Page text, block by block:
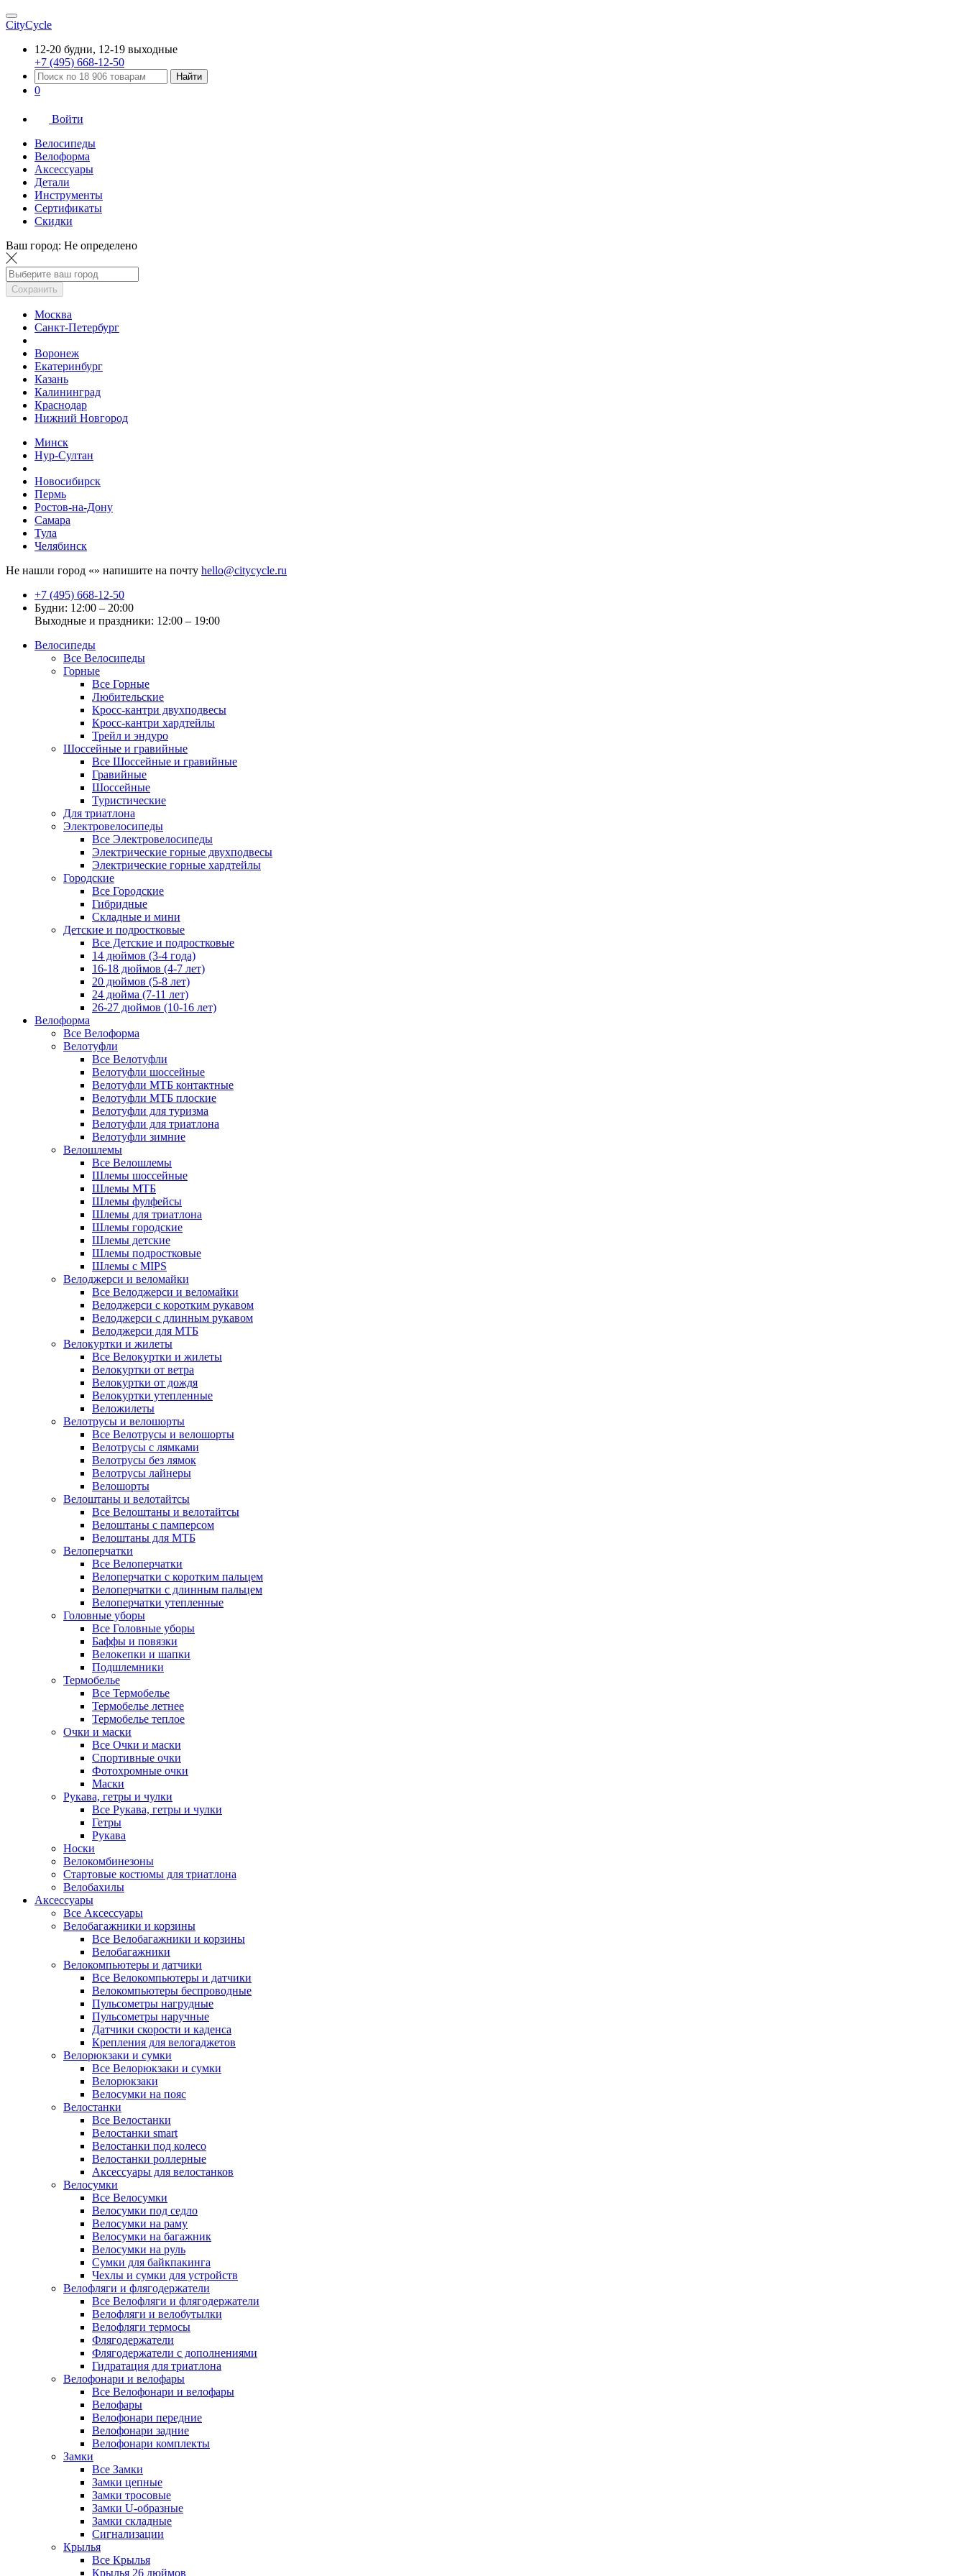
CityCycle
12-20 будни, 12-19 выходные
+7 (495) 668-12-50
Найти
0
Войти
Велосипеды
Велоформа
Аксессуары
Детали
Инструменты
Сертификаты
Скидки
Ваш город: Не определено
Сохранить
Москва
Санкт-Петербург
Воронеж
Екатеринбург
Казань
Калининград
Краснодар
Нижний Новгород
Минск
Нур-Султан
Новосибирск
Пермь
Ростов-на-Дону
Самара
Тула
Челябинск
Не нашли город «» напишите на почту hello@citycycle.ru
+7 (495) 668-12-50
Будни: 12:00 – 20:00
Выходные и праздники: 12:00 – 19:00
Велосипеды
Все Велосипеды
Горные
Все Горные
Любительские
Кросс-кантри двухподвесы
Кросс-кантри хардтейлы
Трейл и эндуро
Шоссейные и гравийные
Все Шоссейные и гравийные
Гравийные
Шоссейные
Туристические
Для триатлона
Электровелосипеды
Все Электровелосипеды
Электрические горные двухподвесы
Электрические горные хардтейлы
Городские
Все Городские
Гибридные
Складные и мини
Детские и подростковые
Все Детские и подростковые
14 дюймов (3-4 года)
16-18 дюймов (4-7 лет)
20 дюймов (5-8 лет)
24 дюйма (7-11 лет)
26-27 дюймов (10-16 лет)
Велоформа
Все Велоформа
Велотуфли
Все Велотуфли
Велотуфли шоссейные
Велотуфли МТБ контактные
Велотуфли МТБ плоские
Велотуфли для туризма
Велотуфли для триатлона
Велотуфли зимние
Велошлемы
Все Велошлемы
Шлемы шоссейные
Шлемы МТБ
Шлемы фулфейсы
Шлемы для триатлона
Шлемы городские
Шлемы детские
Шлемы подростковые
Шлемы с MIPS
Велоджерси и веломайки
Все Велоджерси и веломайки
Велоджерси с коротким рукавом
Велоджерси с длинным рукавом
Велоджерси для МТБ
Велокуртки и жилеты
Все Велокуртки и жилеты
Велокуртки от ветра
Велокуртки от дождя
Велокуртки утепленные
Веложилеты
Велотрусы и велошорты
Все Велотрусы и велошорты
Велотрусы с лямками
Велотрусы без лямок
Велотрусы лайнеры
Велошорты
Велоштаны и велотайтсы
Все Велоштаны и велотайтсы
Велоштаны с памперсом
Велоштаны для МТБ
Велоперчатки
Все Велоперчатки
Велоперчатки с коротким пальцем
Велоперчатки с длинным пальцем
Велоперчатки утепленные
Головные уборы
Все Головные уборы
Баффы и повязки
Велокепки и шапки
Подшлемники
Термобелье
Все Термобелье
Термобелье летнее
Термобелье теплое
Очки и маски
Все Очки и маски
Спортивные очки
Фотохромные очки
Маски
Рукава, гетры и чулки
Все Рукава, гетры и чулки
Гетры
Рукава
Носки
Велокомбинезоны
Стартовые костюмы для триатлона
Велобахилы
Аксессуары
Все Аксессуары
Велобагажники и корзины
Все Велобагажники и корзины
Велобагажники
Велокомпьютеры и датчики
Все Велокомпьютеры и датчики
Велокомпьютеры беспроводные
Пульсометры нагрудные
Пульсометры наручные
Датчики скорости и каденса
Крепления для велогаджетов
Велорюкзаки и сумки
Все Велорюкзаки и сумки
Велорюкзаки
Велосумки на пояс
Велостанки
Все Велостанки
Велостанки smart
Велостанки под колесо
Велостанки роллерные
Аксессуары для велостанков
Велосумки
Все Велосумки
Велосумки под седло
Велосумки на раму
Велосумки на багажник
Велосумки на руль
Сумки для байкпакинга
Чехлы и сумки для устройств
Велофляги и флягодержатели
Все Велофляги и флягодержатели
Велофляги и велобутылки
Велофляги термосы
Флягодержатели
Флягодержатели с дополнениями
Гидратация для триатлона
Велофонари и велофары
Все Велофонари и велофары
Велофары
Велофонари передние
Велофонари задние
Велофонари комплекты
Замки
Все Замки
Замки цепные
Замки тросовые
Замки U-образные
Замки складные
Сигнализации
Крылья
Все Крылья
Крылья 26 дюймов